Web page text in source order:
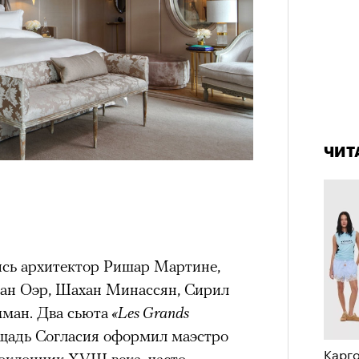
архитектор Ришар Мартине,
Оэр, Шахан Минассян, Сирил
Два сьюта «Les Grands
Согласия оформил маэстро
все 14 восьмитысячников